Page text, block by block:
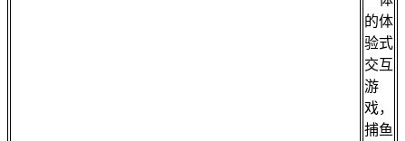
的体
验式
交互
游
戏，
捕鱼